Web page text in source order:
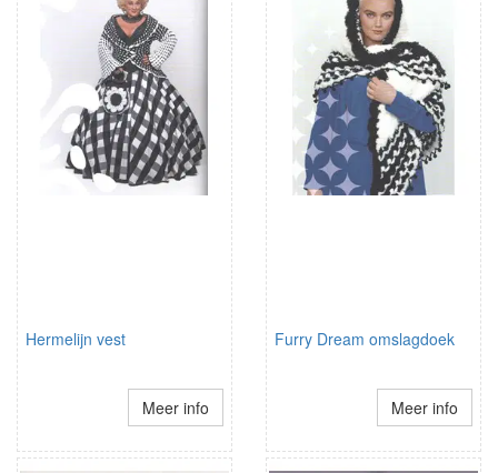
Hermelijn vest
Meer info
Furry Dream omslagdoek
Meer info